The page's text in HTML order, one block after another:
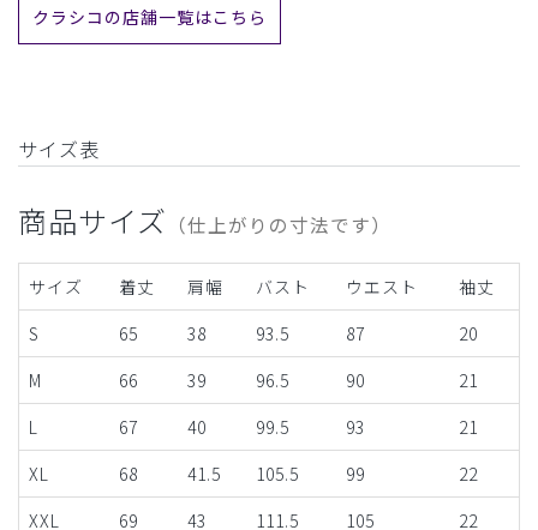
クラシコの店舗一覧はこちら
サイズ表
商品サイズ （仕上がりの寸法です）
サイズ 着丈 肩幅 バスト ウエスト
袖丈
S
65 38 93.5 87
20
M
66 39 96.5 90
21
L
67 40 99.5 93
21
XL
68 41.5 105.5 99
22
XXL
69 43 111.5 105 22